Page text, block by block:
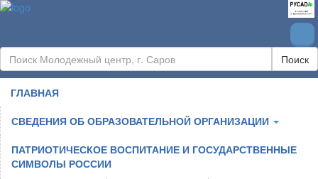
Поиск
ГЛАВНАЯ
СВЕДЕНИЯ ОБ ОБРАЗОВАТЕЛЬНОЙ ОРГАНИЗАЦИИ
ПАТРИОТИЧЕСКОЕ ВОСПИТАНИЕ И ГОСУДАРСТВЕННЫЕ
СИМВОЛЫ РОССИИ